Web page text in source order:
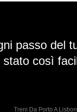
passo del
così
Treni Da Porto A